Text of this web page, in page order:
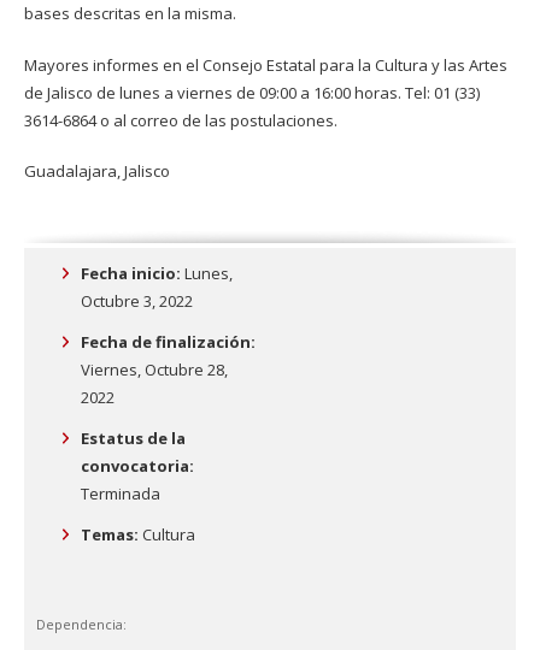
bases descritas en la misma.
Mayores informes en el Consejo Estatal para la Cultura y las Artes
de Jalisco de lunes a viernes de 09:00 a 16:00 horas. Tel: 01 (33)
3614-6864 o al correo de las postulaciones.
Guadalajara, Jalisco
Fecha inicio: Lunes,
Octubre 3, 2022
Fecha de finalización:
Viernes, Octubre 28,
2022
Estatus de la
convocatoria:
Terminada
Temas: Cultura
Dependencia: